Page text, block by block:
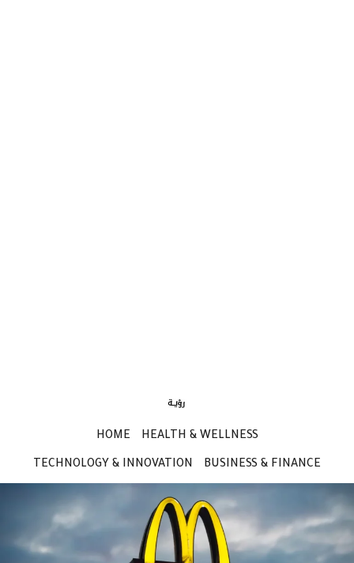
HOME HEALTH & WELLNESS
TECHNOLOGY & INNOVATION BUSINESS & FINANCE